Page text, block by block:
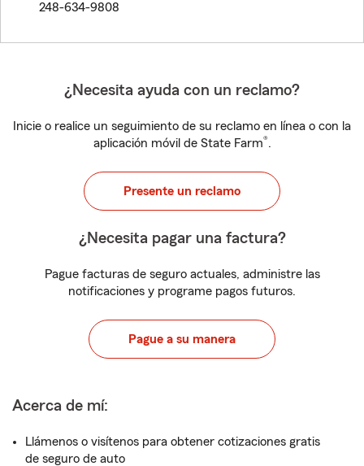
248-634-9808
¿Necesita ayuda con un reclamo?
Inicie o realice un seguimiento de su reclamo en línea o con la
aplicación móvil de State Farm®.
Presente un reclamo
¿Necesita pagar una factura?
Pague facturas de seguro actuales, administre las
notificaciones y programe pagos futuros.
Pague a su manera
Acerca de mí:
Llámenos o visítenos para obtener cotizaciones gratis
de seguro de auto